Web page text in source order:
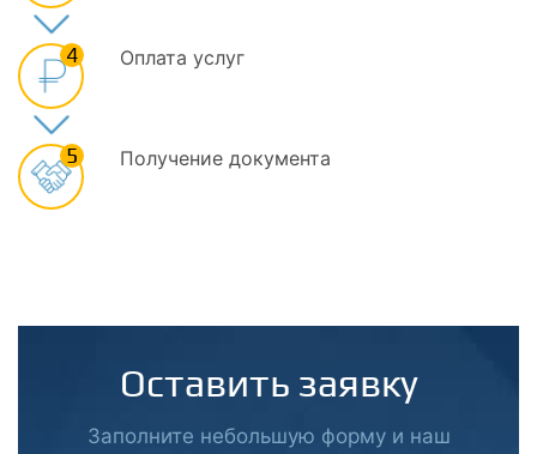
4 Оплата услуг
5 Получение документа
Оставить заявку
Заполните небольшую форму и наш